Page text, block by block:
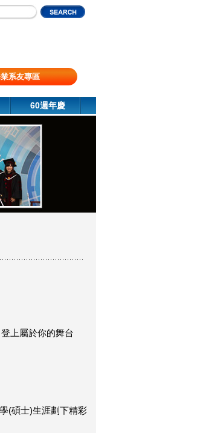
系友專區
60週年慶
上屬於你的舞台
(碩士)生涯劃下精彩